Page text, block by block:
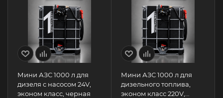
Мини АЗС 1000 л для
дизеля с насосом 24V,
эконом класс, черная
Мини АЗС 1000 л для
дизельного топлива,
эконом класс 220V,